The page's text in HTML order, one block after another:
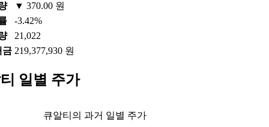
▼ 370.00 원
-3.42%
21,022
금 219,377,930 원
일별 주가
큐알티의 과거 일별 주가